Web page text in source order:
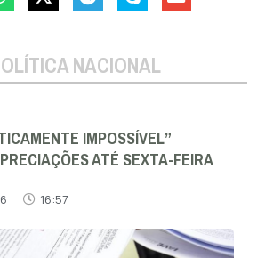
NACIONAL
IMPOSSÍVEL”
ATÉ SEXTA-FEIRA
16:57